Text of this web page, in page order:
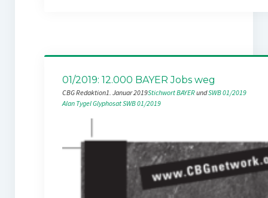
01/2019: 12.000 BAYER Jobs weg
CBG Redaktion1. Januar 2019Stichwort BAYER und SWB 01/2019
Alan TygelGlyphosatSWB 01/2019